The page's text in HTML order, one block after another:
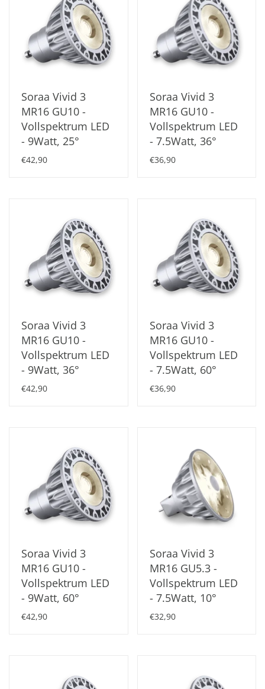
Soraa Vivid 3
MR16 GU10 -
Vollspektrum LED
- 9Watt, 25°
€42,90
Soraa Vivid 3
MR16 GU10 -
Vollspektrum LED
- 7.5Watt, 36°
€36,90
Soraa Vivid 3
MR16 GU10 -
Vollspektrum LED
- 9Watt, 36°
€42,90
Soraa Vivid 3
MR16 GU10 -
Vollspektrum LED
- 7.5Watt, 60°
€36,90
Soraa Vivid 3
MR16 GU10 -
Vollspektrum LED
- 9Watt, 60°
€42,90
Soraa Vivid 3
MR16 GU5.3 -
Vollspektrum LED
- 7.5Watt, 10°
€32,90